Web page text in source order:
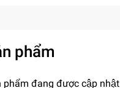
phẩm
phẩm đang được cập nhật